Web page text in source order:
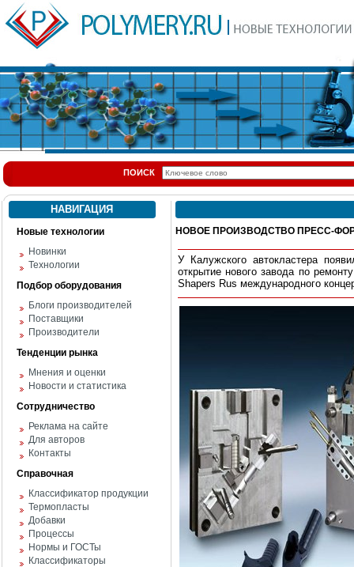
ПОИСК
НАВИГАЦИЯ
Новые технологии
Новинки
Технологии
Подбор оборудования
Блоги производителей
Поставщики
Производители
Тенденции рынка
Мнения и оценки
Новости и статистика
Сотрудничество
Реклама на сайте
Для авторов
Контакты
Справочная
Классификатор продукции
Термопласты
Добавки
Процессы
Нормы и ГОСТы
Классификаторы
НОВОЕ ПРОИЗВОДСТВО ПРЕСС-
У Калужского автокластера
открытие нового завода по
Shapers Rus международного